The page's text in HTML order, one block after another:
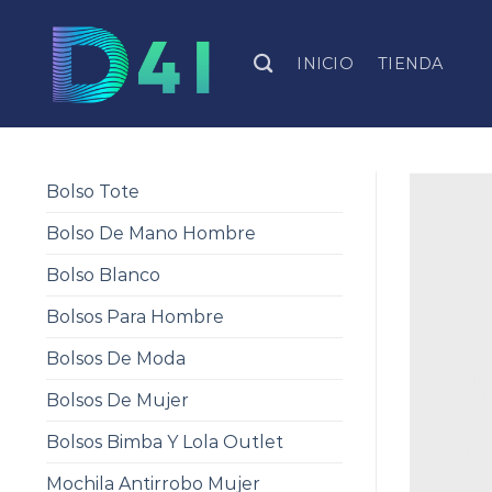
content
INICIO TIENDA
Bolso Tote
Bolso De Mano Hombre
Bolso Blanco
Bolsos Para Hombre
Bolsos De Moda
Bolsos De Mujer
Bolsos Bimba Y Lola Outlet
Mochila Antirrobo Mujer